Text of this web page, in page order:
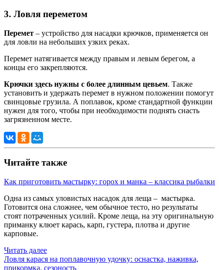
3. Ловля переметом
Перемет – устройство для насадки крючков, применяется он
для ловли на небольших узких реках.
Перемет натягивается между правым и левым берегом, а
концы его закрепляются.
Крючки здесь нужны с более длинным цевьем. Также
установить и удержать перемет в нужном положении помогут
свинцовые грузила. А поплавок, кроме стандартной функции
нужен для того, чтобы при необходимости поднять снасть
загрязненном месте.
Читайте также
Как приготовить мастырку: горох и манка – классика рыбалки
Одна из самых уловистых насадок для леща – мастырка.
Готовится она сложнее, чем обычное тесто, но результаты
стоят потраченных усилий. Кроме леща, на эту оригинальную
приманку клюет карась, карп, густера, плотва и другие
карповые.
Читать далее
Ловля карася на поплавочную удочку: оснастка, наживка,
прикормка, сезоность